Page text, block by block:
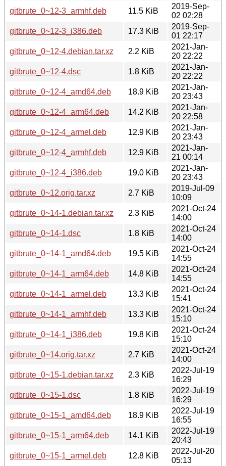
gitbrute_0~12-3_armhf.deb
11.5 KiB
2019-Sep-
02 02:28
gitbrute_0~12-3_i386.deb
17.3 KiB
2019-Sep-
01 22:17
gitbrute_0~12-4.debian.tar.xz
2.2 KiB
2021-Jan-
20 22:22
gitbrute_0~12-4.dsc
1.8 KiB
2021-Jan-
20 22:22
gitbrute_0~12-4_amd64.deb
18.9 KiB
2021-Jan-
20 23:43
gitbrute_0~12-4_arm64.deb
14.2 KiB
2021-Jan-
20 22:58
gitbrute_0~12-4_armel.deb
12.9 KiB
2021-Jan-
20 23:43
gitbrute_0~12-4_armhf.deb
12.9 KiB
2021-Jan-
21 00:14
gitbrute_0~12-4_i386.deb
19.0 KiB
2021-Jan-
20 23:43
gitbrute_0~12.orig.tar.xz
2.7 KiB
2019-Jul-09
10:09
gitbrute_0~14-1.debian.tar.xz
2.3 KiB
2021-Oct-24
14:00
gitbrute_0~14-1.dsc
1.8 KiB
2021-Oct-24
14:00
gitbrute_0~14-1_amd64.deb
19.5 KiB
2021-Oct-24
14:55
gitbrute_0~14-1_arm64.deb
14.8 KiB
2021-Oct-24
14:55
gitbrute_0~14-1_armel.deb
13.3 KiB
2021-Oct-24
15:41
gitbrute_0~14-1_armhf.deb
13.3 KiB
2021-Oct-24
15:10
gitbrute_0~14-1_i386.deb
19.8 KiB
2021-Oct-24
15:10
gitbrute_0~14.orig.tar.xz
2.7 KiB
2021-Oct-24
14:00
gitbrute_0~15-1.debian.tar.xz
2.3 KiB
2022-Jul-19
16:29
gitbrute_0~15-1.dsc
1.8 KiB
2022-Jul-19
16:29
gitbrute_0~15-1_amd64.deb
18.9 KiB
2022-Jul-19
16:55
gitbrute_0~15-1_arm64.deb
14.1 KiB
2022-Jul-19
20:43
gitbrute_0~15-1_armel.deb
12.8 KiB
2022-Jul-20
05:13